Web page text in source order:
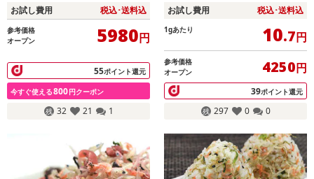
お試し費用 税込･送料込
参考価格
オープン
5980円
55ポイント還元
今すぐ使える800円クーポン
32 21 1
お試し費用 税込･送料込
1gあたり 10.7円
参考価格
オープン
4250円
39ポイント還元
297 0 0